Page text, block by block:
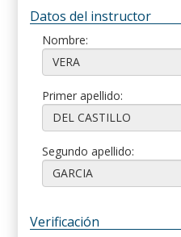
Datos del instructor
Nombre:
Primer apellido:
Segundo apellido:
Verificación